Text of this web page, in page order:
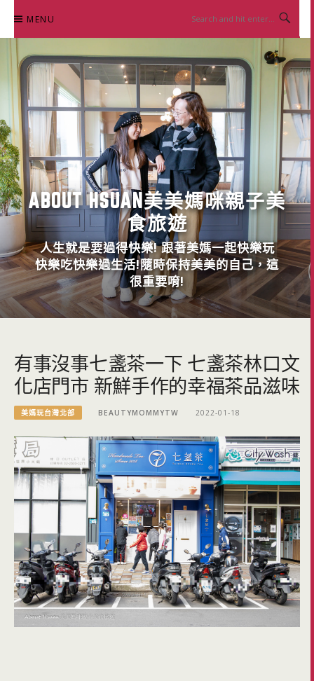
content
MENU
ABOUT HSUAN美美媽咪親子美
食旅遊
人生就是要過得快樂! 跟著美媽一起快樂玩
快樂吃快樂過生活!隨時保持美美的自己，這
很重要唷!
有事沒事七盞茶一下 七盞茶林口文
化店門市 新鮮手作的幸福茶品滋味
美媽玩台灣北部 BEAUTYMOMMYTW 2022-01-18